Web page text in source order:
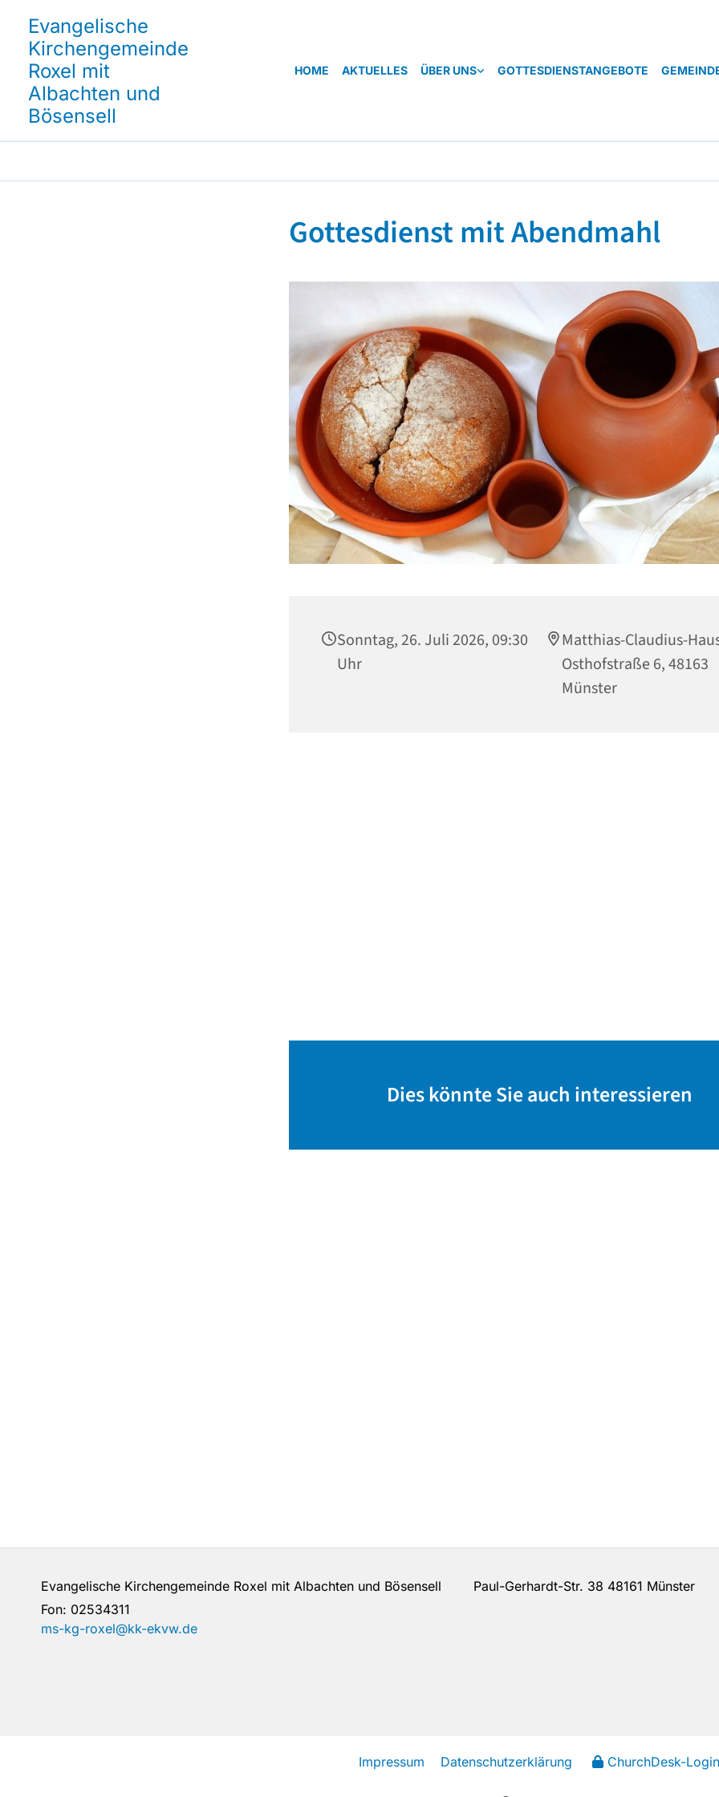
Evangelische
Kirchengemeinde
Roxel mit
Albachten und
Bösensell
HOME AKTUELLES ÜBER UNS GOTTESDIENSTANGEBOTE
Gottesdienst mit Abendmahl
Sonntag, 26. Juli 2026, 09:30
Uhr
Matthias-Claudius-
Osthofstraße 6, 48163
Münster
Dies könnte Sie auch interessieren
Evangelische Kirchengemeinde Roxel mit Albachten und Bösensell Paul-Gerhardt-Str. 38 48161 Münster
Fon: 02534311
ms-kg-roxel@kk-ekvw.de
Impressum Datenschutzerklärung ChurchDesk-Login